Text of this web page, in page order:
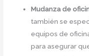
Mudanza de
también se
equipos de
para asegurar